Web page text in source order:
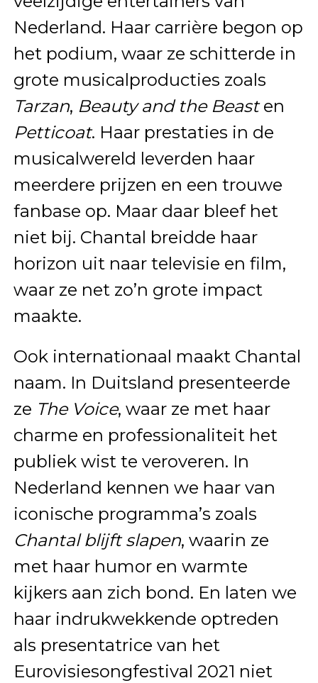
Nederland. Haar carrière begon op
het podium, waar ze schitterde in
grote musicalproducties zoals
Tarzan, Beauty and the Beasten
Petticoat. Haar prestaties in de
musicalwereld leverden haar
meerdere prijzen en een trouwe
fanbase op. Maar daar bleef het
niet bij. Chantal breidde haar
horizon uit naar televisie en film,
waar ze net zo’n grote impact
maakte.
Ook internationaal maakt Chantal
naam. In Duitsland presenteerde
ze The Voice, waar ze met haar
charme en professionaliteit het
publiek wist te veroveren. In
Nederland kennen we haar van
iconische programma’s zoals
Chantal blijft slapen, waarin ze
met haar humor en warmte
kijkers aan zich bond. En laten we
haar indrukwekkende optreden
als presentatrice van het
Eurovisiesongfestival 2021 niet